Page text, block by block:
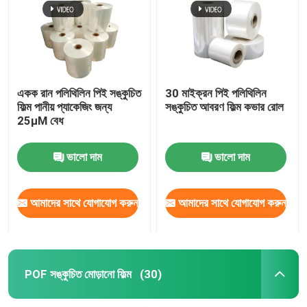
বাড়ি
ভিডিও
একক রান পলিথিলিন পিই সঙ্কুচিত
ফিল্ম পানীয় প্যাকেজিং জন্য
25μM বেধ
ভালো দাম
আমাদের সাথে যোগাযোগ করুন
30 মাইক্রন পিই পলিথিলিন
সঙ্কুচিত আবরণ ফিল্ম কভার রোল
ভালো দাম
আমাদের সাথে যোগাযোগ করুন
POF সঙ্কুচিত মোড়ানো ফিল্ম (30)